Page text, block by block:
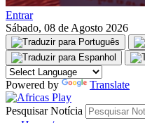
Entrar
Sábado, 08 de Agosto 2026
Powered by Translate
Pesquisar Notícia